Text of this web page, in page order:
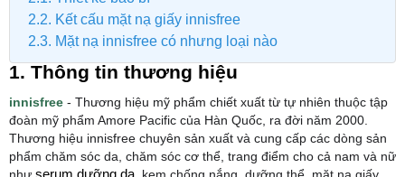
2.2. Kết cấu mặt nạ giấy innisfree
2.3. Mặt nạ innisfree có nhưng loại nào
1. Thông tin thương hiệu
innisfree - Thương hiệu mỹ phẩm chiết xuất từ tự nhiên thuộc tập
đoàn mỹ phẩm Amore Pacific của Hàn Quốc, ra đời năm 2000.
Thương hiệu innisfree chuyên sản xuất và cung cấp các dòng sản
phẩm chăm sóc da, chăm sóc cơ thể, trang điểm cho cả nam và nữ